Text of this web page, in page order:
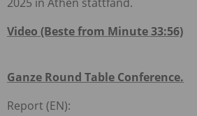
Video (Beste from Minute 33:56)
Ganze Round Table Conference.
Report (EN):